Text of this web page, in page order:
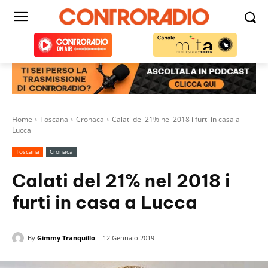
Home Toscana Cronaca
Calati del 21% nel 2018 i furti in casa a
Lucca
Toscana Cronaca
Calati del 21% nel 2018 i
furti in casa a Lucca
By Gimmy Tranquillo 12 Gennaio 2019